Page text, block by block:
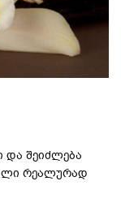
და შეიძლება
რეალურად